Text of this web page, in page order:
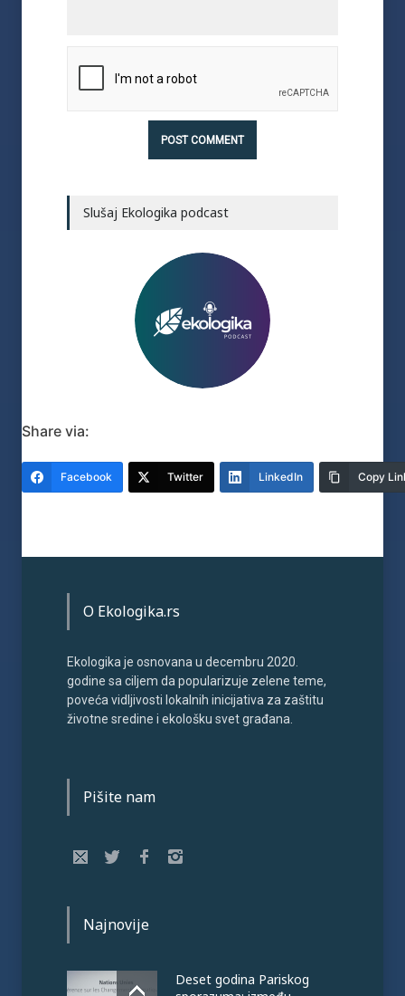
Slušaj Ekologika podcast
Share via:
Facebook Twitter LinkedIn Copy
O Ekologika.rs
Ekologika je osnovana u decembru 2020.
godine sa ciljem da popularizuje zelene teme,
poveća vidljivosti lokalnih inicijativa za zaštitu
životne sredine i ekološku svet građana.
Pišite nam
Najnovije
Deset godina Pariskog